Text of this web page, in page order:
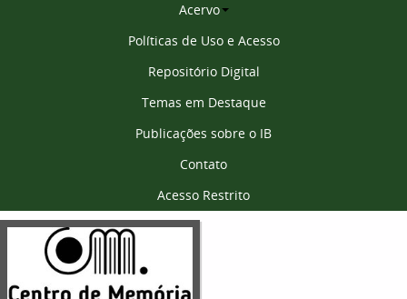
Acervo
Políticas de Uso e Acesso
Repositório Digital
Temas em Destaque
Publicações sobre o IB
Contato
Acesso Restrito